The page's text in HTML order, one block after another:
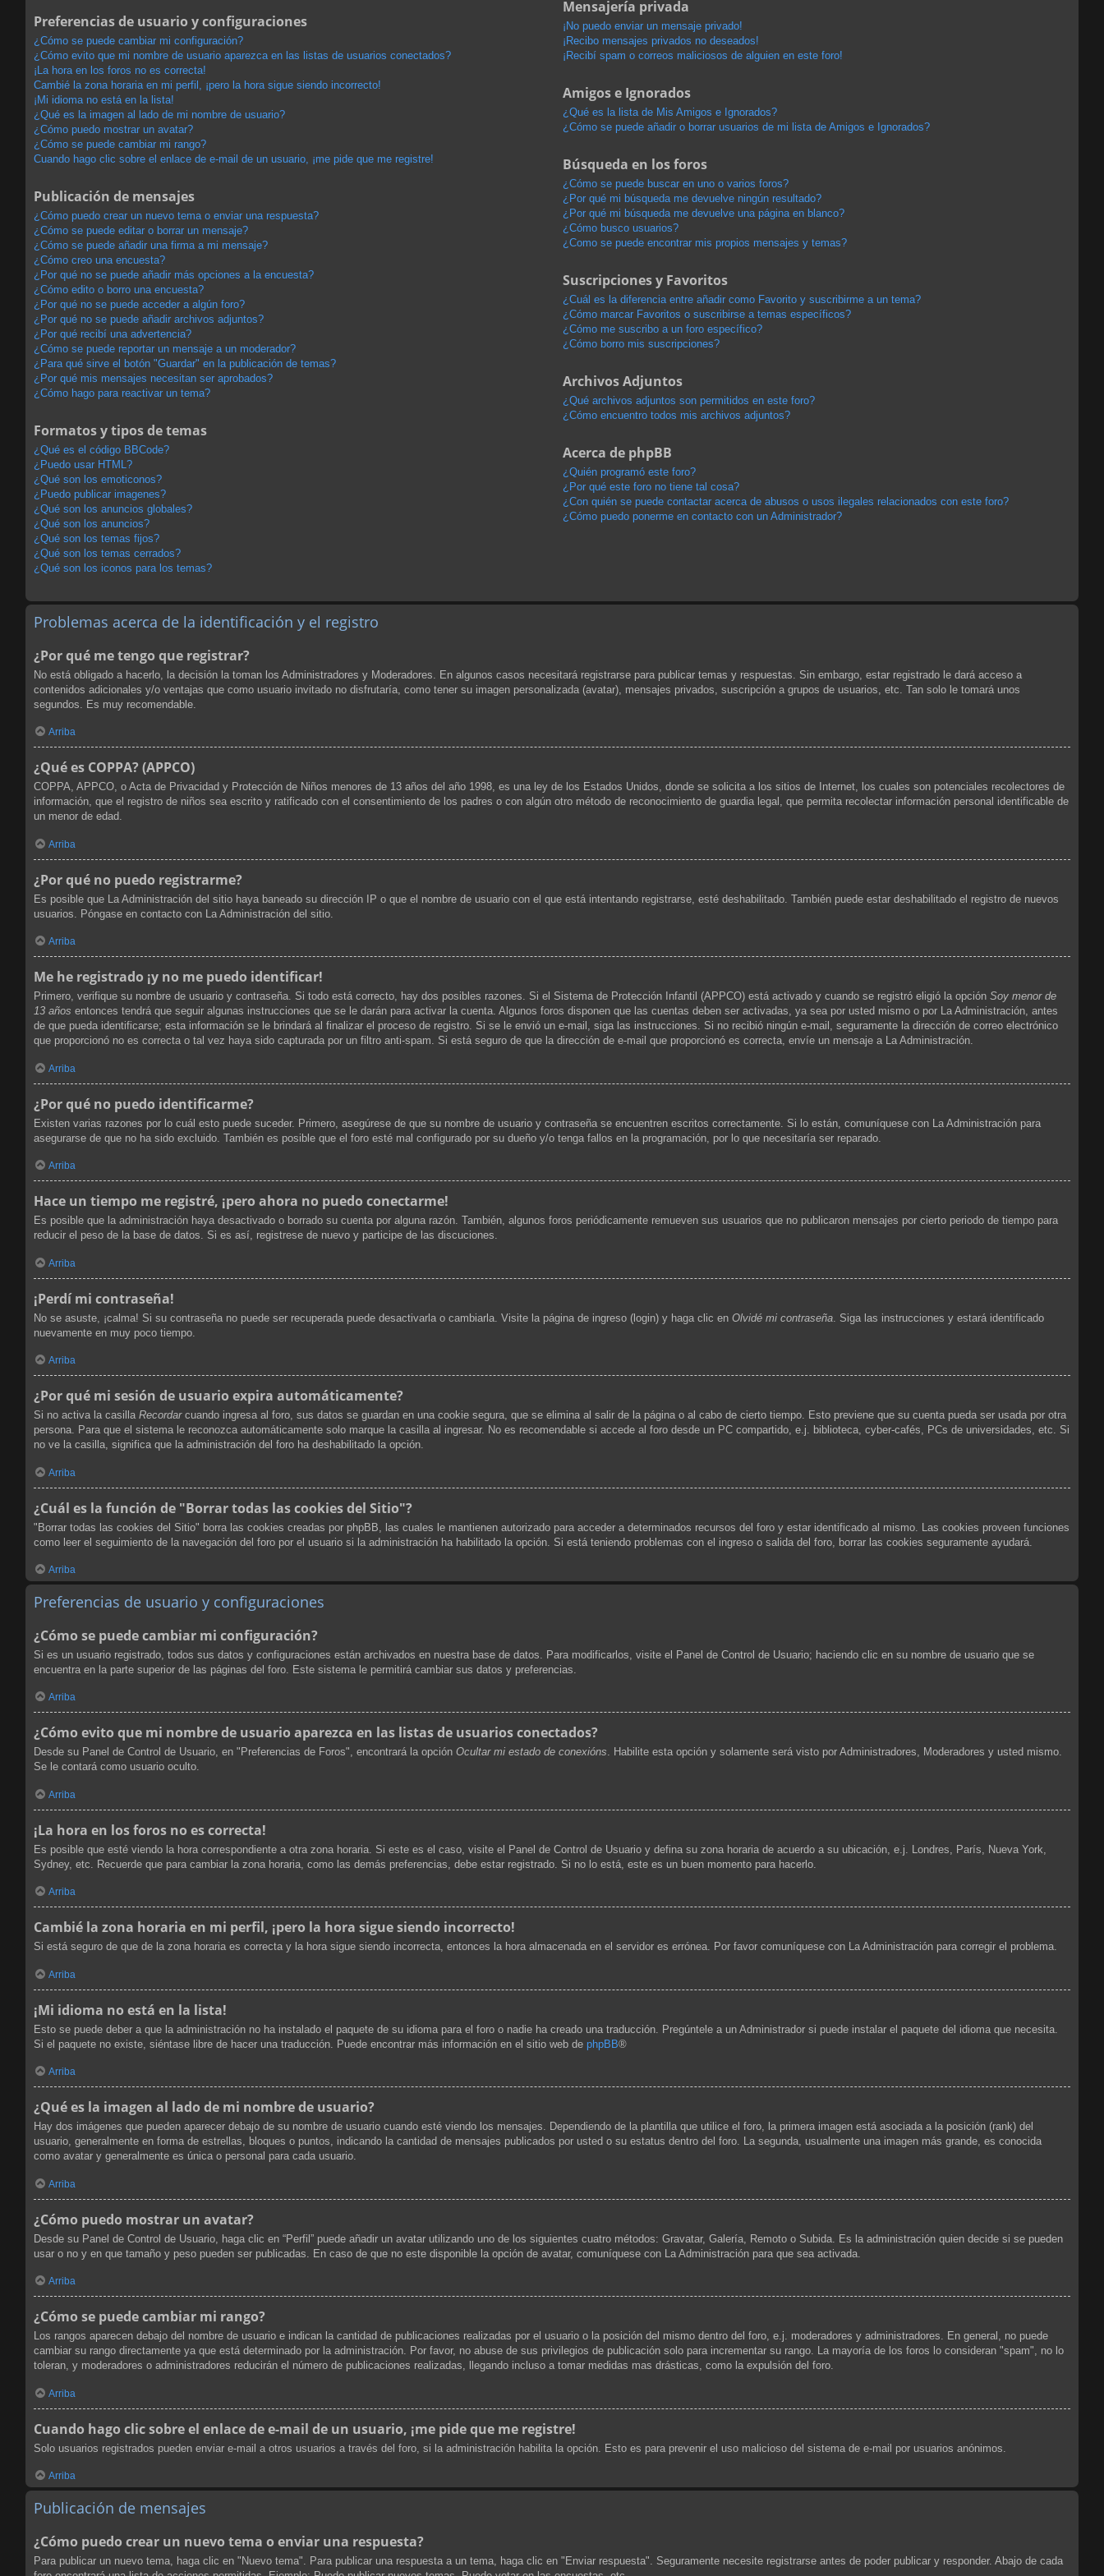
Preferencias de usuario y configuraciones
¿Cómo se puede cambiar mi configuración?
¿Cómo evito que mi nombre de usuario aparezca en las listas de usuarios conectados?
¡La hora en los foros no es correcta!
Cambié la zona horaria en mi perfil, ¡pero la hora sigue siendo incorrecto!
¡Mi idioma no está en la lista!
¿Qué es la imagen al lado de mi nombre de usuario?
¿Cómo puedo mostrar un avatar?
¿Cómo se puede cambiar mi rango?
Cuando hago clic sobre el enlace de e-mail de un usuario, ¡me pide que me registre!
Publicación de mensajes
¿Cómo puedo crear un nuevo tema o enviar una respuesta?
¿Cómo se puede editar o borrar un mensaje?
¿Cómo se puede añadir una firma a mi mensaje?
¿Cómo creo una encuesta?
¿Por qué no se puede añadir más opciones a la encuesta?
¿Cómo edito o borro una encuesta?
¿Por qué no se puede acceder a algún foro?
¿Por qué no se puede añadir archivos adjuntos?
¿Por qué recibí una advertencia?
¿Cómo se puede reportar un mensaje a un moderador?
¿Para qué sirve el botón "Guardar" en la publicación de temas?
¿Por qué mis mensajes necesitan ser aprobados?
¿Cómo hago para reactivar un tema?
Formatos y tipos de temas
¿Qué es el código BBCode?
¿Puedo usar HTML?
¿Qué son los emoticonos?
¿Puedo publicar imagenes?
¿Qué son los anuncios globales?
¿Qué son los anuncios?
¿Qué son los temas fijos?
¿Qué son los temas cerrados?
¿Qué son los iconos para los temas?
Mensajería privada
¡No puedo enviar un mensaje privado!
¡Recibo mensajes privados no deseados!
¡Recibí spam o correos maliciosos de alguien en este foro!
Amigos e Ignorados
¿Qué es la lista de Mis Amigos e Ignorados?
¿Cómo se puede añadir o borrar usuarios de mi lista de Amigos e Ignorados?
Búsqueda en los foros
¿Cómo se puede buscar en uno o varios foros?
¿Por qué mi búsqueda me devuelve ningún resultado?
¿Por qué mi búsqueda me devuelve una página en blanco?
¿Cómo busco usuarios?
¿Como se puede encontrar mis propios mensajes y temas?
Suscripciones y Favoritos
¿Cuál es la diferencia entre añadir como Favorito y suscribirme a un tema?
¿Cómo marcar Favoritos o suscribirse a temas específicos?
¿Cómo me suscribo a un foro específico?
¿Cómo borro mis suscripciones?
Archivos Adjuntos
¿Qué archivos adjuntos son permitidos en este foro?
¿Cómo encuentro todos mis archivos adjuntos?
Acerca de phpBB
¿Quién programó este foro?
¿Por qué este foro no tiene tal cosa?
¿Con quién se puede contactar acerca de abusos o usos ilegales relacionados con este foro?
¿Cómo puedo ponerme en contacto con un Administrador?
Problemas acerca de la identificación y el registro
¿Por qué me tengo que registrar?
No está obligado a hacerlo, la decisión la toman los Administradores y Moderadores. En algunos casos necesitará registrarse para publicar temas y respuestas. Sin embargo, estar registrado le dará acceso a
contenidos adicionales y/o ventajas que como usuario invitado no disfrutaría, como tener su imagen personalizada (avatar), mensajes privados, suscripción a grupos de usuarios, etc. Tan solo le tomará unos
segundos. Es muy recomendable.
Arriba
¿Qué es COPPA? (APPCO)
COPPA, APPCO, o Acta de Privacidad y Protección de Niños menores de 13 años del año 1998, es una ley de los Estados Unidos, donde se solicita a los sitios de Internet, los cuales son potenciales recolectores de
información, que el registro de niños sea escrito y ratificado con el consentimiento de los padres o con algún otro método de reconocimiento de guardia legal, que permita recolectar información personal identificable de
un menor de edad.
Arriba
¿Por qué no puedo registrarme?
Es posible que La Administración del sitio haya baneado su dirección IP o que el nombre de usuario con el que está intentando registrarse, esté deshabilitado. También puede estar deshabilitado el registro de nuevos
usuarios. Póngase en contacto con La Administración del sitio.
Arriba
Me he registrado ¡y no me puedo identificar!
Primero, verifique su nombre de usuario y contraseña. Si todo está correcto, hay dos posibles razones. Si el Sistema de Protección Infantil (APPCO) está activado y cuando se registró eligió la opción Soy menor de
13 años entonces tendrá que seguir algunas instrucciones que se le darán para activar la cuenta. Algunos foros disponen que las cuentas deben ser activadas, ya sea por usted mismo o por La Administración, antes
de que pueda identificarse; esta información se le brindará al finalizar el proceso de registro. Si se le envió un e-mail, siga las instrucciones. Si no recibió ningún e-mail, seguramente la dirección de correo electrónico
que proporcionó no es correcta o tal vez haya sido capturada por un filtro anti-spam. Si está seguro de que la dirección de e-mail que proporcionó es correcta, envíe un mensaje a La Administración.
Arriba
¿Por qué no puedo identificarme?
Existen varias razones por lo cuál esto puede suceder. Primero, asegúrese de que su nombre de usuario y contraseña se encuentren escritos correctamente. Si lo están, comuníquese con La Administración para
asegurarse de que no ha sido excluido. También es posible que el foro esté mal configurado por su dueño y/o tenga fallos en la programación, por lo que necesitaría ser reparado.
Arriba
Hace un tiempo me registré, ¡pero ahora no puedo conectarme!
Es posible que la administración haya desactivado o borrado su cuenta por alguna razón. También, algunos foros periódicamente remueven sus usuarios que no publicaron mensajes por cierto periodo de tiempo para
reducir el peso de la base de datos. Si es así, registrese de nuevo y participe de las discuciones.
Arriba
¡Perdí mi contraseña!
No se asuste, ¡calma! Si su contraseña no puede ser recuperada puede desactivarla o cambiarla. Visite la página de ingreso (login) y haga clic en Olvidé mi contraseña . Siga las instrucciones y estará identificado
nuevamente en muy poco tiempo.
Arriba
¿Por qué mi sesión de usuario expira automáticamente?
Si no activa la casilla Recordarcuando ingresa al foro, sus datos se guardan en una cookie segura, que se elimina al salir de la página o al cabo de cierto tiempo. Esto previene que su cuenta pueda ser usada por otra
persona. Para que el sistema le reconozca automáticamente solo marque la casilla al ingresar. No es recomendable si accede al foro desde un PC compartido, e.j. biblioteca, cyber-cafés, PCs de universidades, etc. Si
no ve la casilla, significa que la administración del foro ha deshabilitado la opción.
Arriba
¿Cuál es la función de "Borrar todas las cookies del Sitio"?
"Borrar todas las cookies del Sitio" borra las cookies creadas por phpBB, las cuales le mantienen autorizado para acceder a determinados recursos del foro y estar identificado al mismo. Las cookies proveen funciones
como leer el seguimiento de la navegación del foro por el usuario si la administración ha habilitado la opción. Si está teniendo problemas con el ingreso o salida del foro, borrar las cookies seguramente ayudará.
Arriba
Preferencias de usuario y configuraciones
¿Cómo se puede cambiar mi configuración?
Si es un usuario registrado, todos sus datos y configuraciones están archivados en nuestra base de datos. Para modificarlos, visite el Panel de Control de Usuario; haciendo clic en su nombre de usuario que se
encuentra en la parte superior de las páginas del foro. Este sistema le permitirá cambiar sus datos y preferencias.
Arriba
¿Cómo evito que mi nombre de usuario aparezca en las listas de usuarios conectados?
Desde su Panel de Control de Usuario, en "Preferencias de Foros", encontrará la opción Ocultar mi estado de conexións. Habilite esta opción y solamente será visto por Administradores, Moderadores y usted mismo.
Se le contará como usuario oculto.
Arriba
¡La hora en los foros no es correcta!
Es posible que esté viendo la hora correspondiente a otra zona horaria. Si este es el caso, visite el Panel de Control de Usuario y defina su zona horaria de acuerdo a su ubicación, e.j. Londres, París, Nueva York,
Sydney, etc. Recuerde que para cambiar la zona horaria, como las demás preferencias, debe estar registrado. Si no lo está, este es un buen momento para hacerlo.
Arriba
Cambié la zona horaria en mi perfil, ¡pero la hora sigue siendo incorrecto!
Si está seguro de que de la zona horaria es correcta y la hora sigue siendo incorrecta, entonces la hora almacenada en el servidor es errónea. Por favor comuníquese con La Administración para corregir el problema.
Arriba
¡Mi idioma no está en la lista!
Esto se puede deber a que la administración no ha instalado el paquete de su idioma para el foro o nadie ha creado una traducción. Pregúntele a un Administrador si puede instalar el paquete del idioma que necesita.
Si el paquete no existe, siéntase libre de hacer una traducción. Puede encontrar más información en el sitio web de phpBB®
Arriba
¿Qué es la imagen al lado de mi nombre de usuario?
Hay dos imágenes que pueden aparecer debajo de su nombre de usuario cuando esté viendo los mensajes. Dependiendo de la plantilla que utilice el foro, la primera imagen está asociada a la posición (rank) del
usuario, generalmente en forma de estrellas, bloques o puntos, indicando la cantidad de mensajes publicados por usted o su estatus dentro del foro. La segunda, usualmente una imagen más grande, es conocida
como avatar y generalmente es única o personal para cada usuario.
Arriba
¿Cómo puedo mostrar un avatar?
Desde su Panel de Control de Usuario, haga clic en “Perfil” puede añadir un avatar utilizando uno de los siguientes cuatro métodos: Gravatar, Galería, Remoto o Subida. Es la administración quien decide si se pueden
usar o no y en que tamaño y peso pueden ser publicadas. En caso de que no este disponible la opción de avatar, comuníquese con La Administración para que sea activada.
Arriba
¿Cómo se puede cambiar mi rango?
Los rangos aparecen debajo del nombre de usuario e indican la cantidad de publicaciones realizadas por el usuario o la posición del mismo dentro del foro, e.j. moderadores y administradores. En general, no puede
cambiar su rango directamente ya que está determinado por la administración. Por favor, no abuse de sus privilegios de publicación solo para incrementar su rango. La mayoría de los foros lo consideran "spam", no lo
toleran, y moderadores o administradores reducirán el número de publicaciones realizadas, llegando incluso a tomar medidas mas drásticas, como la expulsión del foro.
Arriba
Cuando hago clic sobre el enlace de e-mail de un usuario, ¡me pide que me registre!
Solo usuarios registrados pueden enviar e-mail a otros usuarios a través del foro, si la administración habilita la opción. Esto es para prevenir el uso malicioso del sistema de e-mail por usuarios anónimos.
Arriba
Publicación de mensajes
¿Cómo puedo crear un nuevo tema o enviar una respuesta?
Para publicar un nuevo tema, haga clic en "Nuevo tema". Para publicar una respuesta a un tema, haga clic en "Enviar respuesta". Seguramente necesite registrarse antes de poder publicar y responder. Abajo de cada